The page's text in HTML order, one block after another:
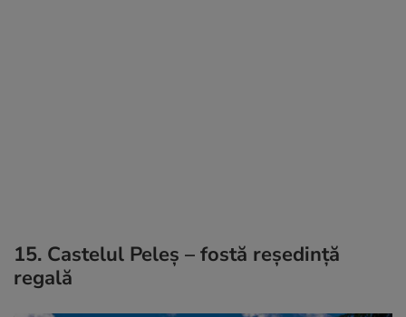
15. Castelul Peleș – fostă reședință
regală